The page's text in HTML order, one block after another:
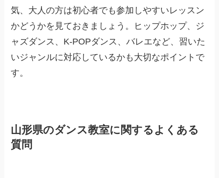
気、大人の方は初心者でも参加しやすいレッスン
かどうかを見ておきましょう。ヒップホップ、ジ
ャズダンス、K-POPダンス、バレエなど、習いた
いジャンルに対応しているかも大切なポイントで
す。
山形県のダンス教室に関するよくある
質問